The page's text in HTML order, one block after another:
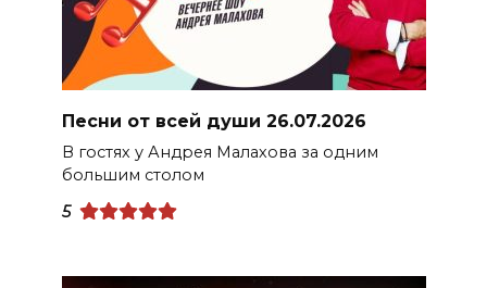
Песни от всей души 26.07.2026
В гостях у Андрея Малахова за одним
большим столом
5